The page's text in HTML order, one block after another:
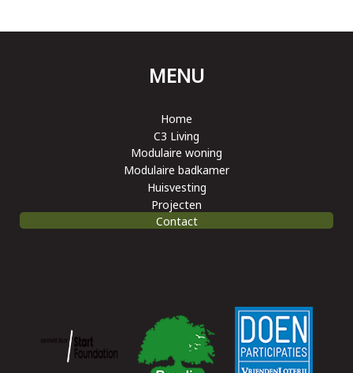
MENU
Home
C3 Living
Modulaire woning
Modulaire badkamer
Huisvesting
Projecten
Contact